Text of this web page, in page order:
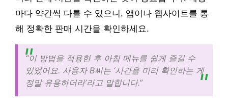
마다 약간씩 다를 수 있으니, 앱이나 웹사이트를 통
해 정확한 판매 시간을 확인하세요.
“이 방법을 적용한 후 아침 메뉴를 쉽게 즐길 수
있었어요. 사용자 B씨는 ‘시간을 미리 확인하는 게
정말 유용하더라’라고 말합니다.”